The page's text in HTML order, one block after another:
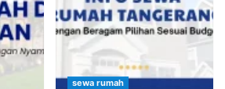
sewa rumah